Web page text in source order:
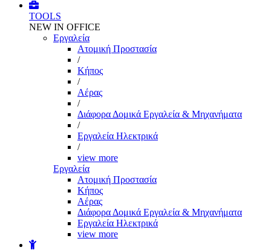
TOOLS
NEW IN OFFICE
Εργαλεία
Aτομική Προστασία
/
Kήπος
/
Αέρας
/
Διάφορα Δομικά Εργαλεία & Μηχανήματα
/
Εργαλεία Ηλεκτρικά
/
view more
Εργαλεία
Aτομική Προστασία
Kήπος
Αέρας
Διάφορα Δομικά Εργαλεία & Μηχανήματα
Εργαλεία Ηλεκτρικά
view more